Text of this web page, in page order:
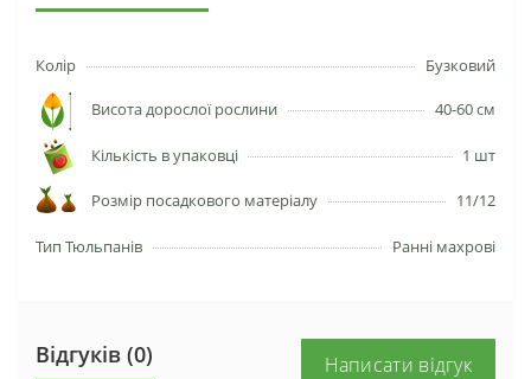
Колір Бузковий
Висота дорослої рослини 40-60 см
Кількість в упаковці 1 шт
Розмір посадкового матеріалу 11/12
Тип Тюльпанів Ранні махрові
Відгуків (0) Написати відгук